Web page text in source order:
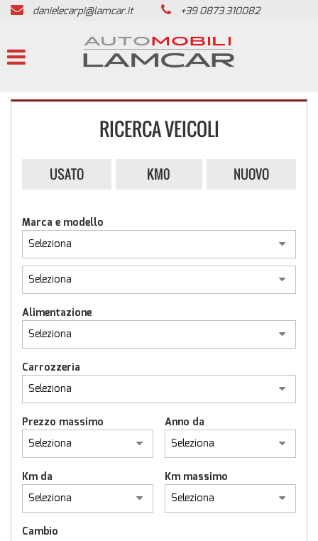
HOME
LISTA VEICOLI
PRESENTAZIONE
ASSISTENZA
REVISIONE VEICOLI
CONTATTI
NEWS
AREA COMMERCIANTI
danielecarpi@lamcar.it +39 0873 310082
RICERCA VEICOLI
USATO KM0 NUOVO
Marca e modello
Alimentazione
Carrozzeria
Prezzo massimo Anno da
Km da Km massimo
Cambio